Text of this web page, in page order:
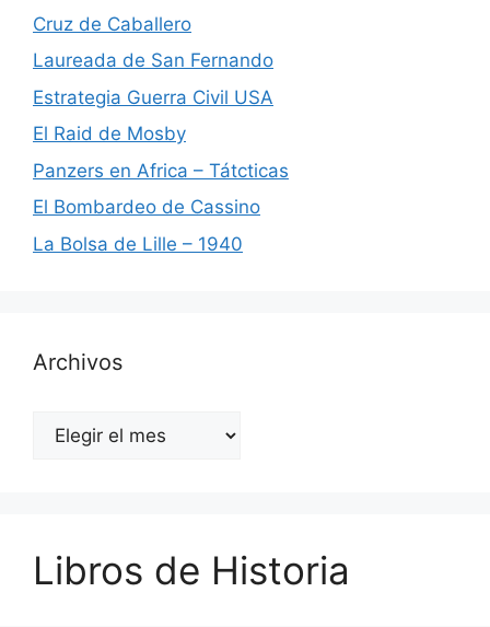
Cruz de Caballero
Laureada de San Fernando
Estrategia Guerra Civil USA
El Raid de Mosby
Panzers en Africa – Tátcticas
El Bombardeo de Cassino
La Bolsa de Lille – 1940
Archivos
Archivos
Libros de Historia